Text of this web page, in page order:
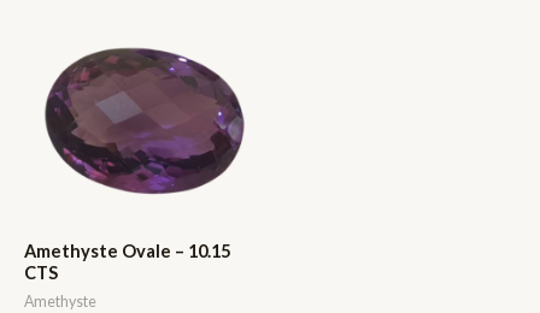
Amethyste Ovale – 10.15
CTS
Amethyste